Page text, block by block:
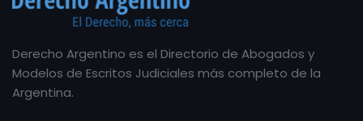
Derecho Argentino es el Directorio de Abogados y
Modelos de Escritos Judiciales más completo de la
Argentina.